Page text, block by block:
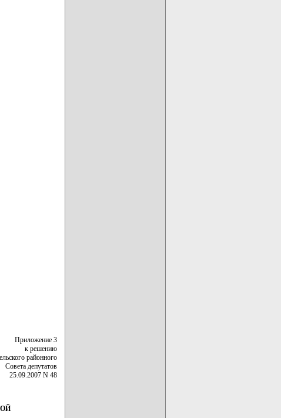
Приложение 3
к решению
районного
Совета депутатов
25.09.2007 N 48